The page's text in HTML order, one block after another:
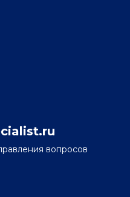
вопросов